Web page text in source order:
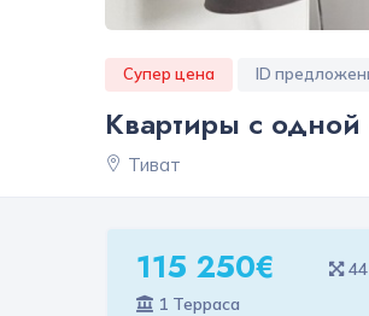
Супер цена ID
Квартиры с одной
Тиват
115 250€
1 Терраса